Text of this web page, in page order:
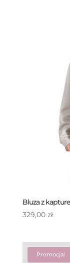
Bluza z
329,00 zł
Promocja!